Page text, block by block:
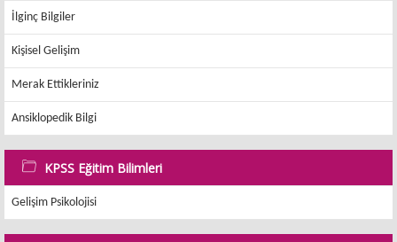
İlginç Bilgiler
Kişisel Gelişim
Merak Ettikleriniz
Ansiklopedik Bilgi
KPSS Eğitim Bilimleri
Gelişim Psikolojisi